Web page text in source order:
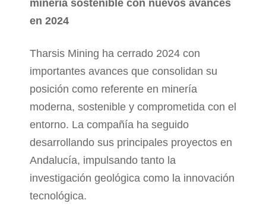
minería sostenible con nuevos avances
en 2024
Tharsis Mining ha cerrado 2024 con
importantes avances que consolidan su
posición como referente en minería
moderna, sostenible y comprometida con el
entorno. La compañía ha seguido
desarrollando sus principales proyectos en
Andalucía, impulsando tanto la
investigación geológica como la innovación
tecnológica.